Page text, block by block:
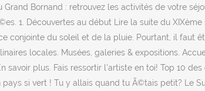
Grand Bornand : retrouvez les activités de votre
1. Découvertes au début Lire la suite du
conjointe du soleil et de la pluie. Pourtant, il faut
locales. Musées, galeries & expositions.
plus. Fais ressortir l'artiste en toi! Top 10
si vert ! Tu y allais quand tu Ã©tais petit? Le